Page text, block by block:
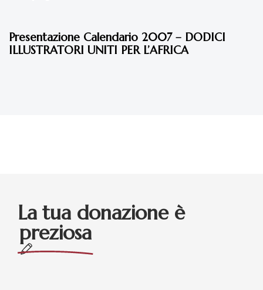
Presentazione Calendario 2007 – DODICI
ILLUSTRATORI UNITI PER L’AFRICA
La tua donazione è
preziosa